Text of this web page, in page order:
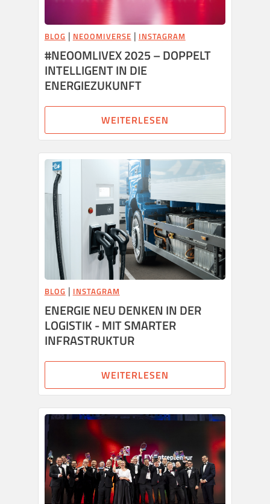
BLOG | NEOOMIVERSE | INSTAGRAM
#NEOOMLIVEX 2025 – DOPPELT
INTELLIGENT IN DIE
ENERGIEZUKUNFT
WEITERLESEN
BLOG | INSTAGRAM
ENERGIE NEU DENKEN IN DER
LOGISTIK - MIT SMARTER
INFRASTRUKTUR
WEITERLESEN